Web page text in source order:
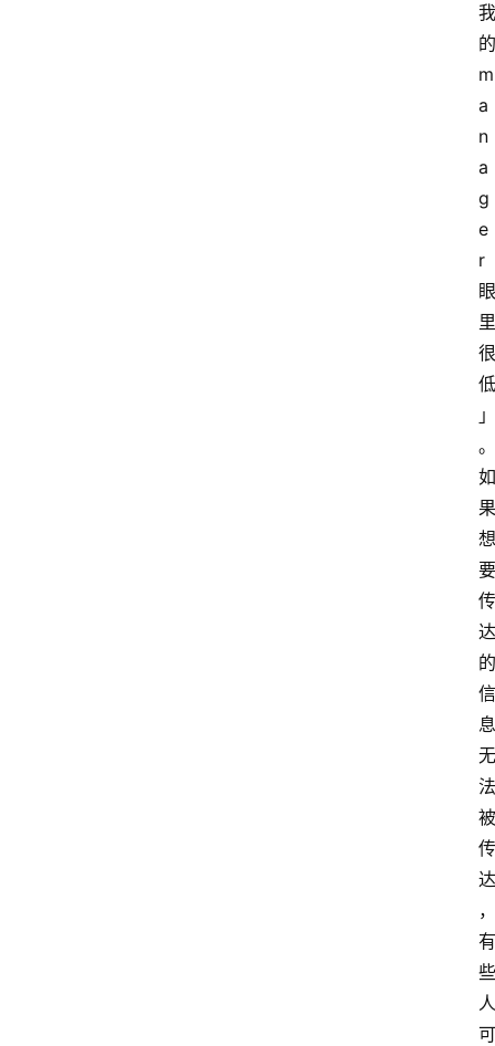
我
的
m
a
n
a
g
e
r
眼
里
很
低
」
。
如
果
想
要
传
达
的
信
息
无
法
被
传
达
，
有
些
人
可